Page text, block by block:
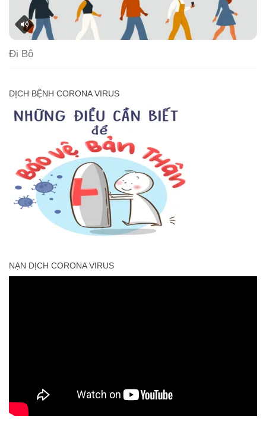
Đi Bộ
DỊCH BỆNH CORONA VIRUS
NẠN DỊCH CORONA VIRUS